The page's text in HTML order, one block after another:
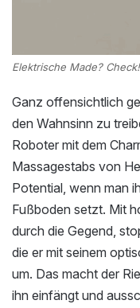
Elektrische Made? Check!
Ganz offensichtlich
den Wahnsinn zu
Roboter mit dem
Massagestabs von
Potential, wenn man
Fußboden setzt. Mit
durch die Gegend,
die er mit seinem
um. Das macht der
ihn einfängt und